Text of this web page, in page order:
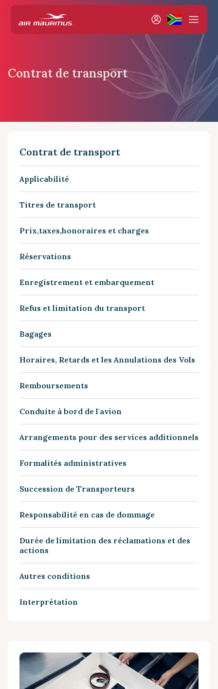
Contrat de transport
Contrat de transport
Applicabilité
Titres de transport
Prix,taxes,honoraires et charges
Réservations
Enregistrement et embarquement
Refus et limitation du transport
Bagages
Horaires, Retards et les Annulations des Vols
Remboursements
Conduite à bord de l'avion
Arrangements pour des services additionnels
Formalités administratives
Succession de Transporteurs
Responsabilité en cas de dommage
Durée de limitation des réclamations et des
actions
Autres conditions
Interprétation